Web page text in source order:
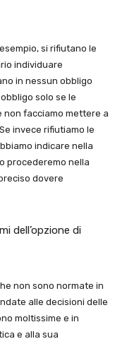
si rifiutano le
individuare
in nessun obbligo
solo se le
non facciamo mettere a
invece rifiutiamo le
indicare nella
procederemo nella
dovere
dell’opzione di
non sono normate in
alle decisioni delle
moltissime e in
e alla sua